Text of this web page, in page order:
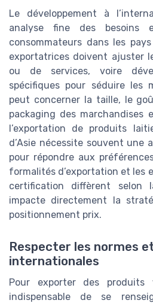
Le développement à
analyse fine des besoins
consommateurs dans les
exportatrices doivent ajuster
ou de services, voire
spécifiques pour séduire les
peut concerner la taille, le
packaging des marchandises
l’exportation de produits
d’Asie nécessite souvent une
pour répondre aux
formalités d’exportation et les
certification diffèrent selon
impacte directement la
positionnement prix.
Respecter les normes
internationales
Pour exporter des produits
indispensable de se